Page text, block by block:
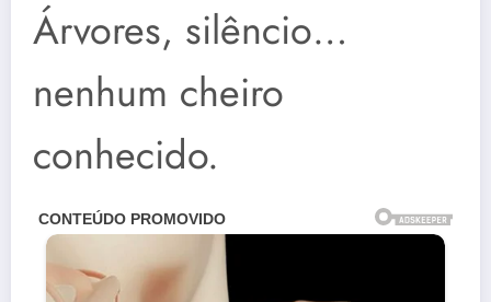
Árvores, silêncio…
nenhum cheiro
conhecido.